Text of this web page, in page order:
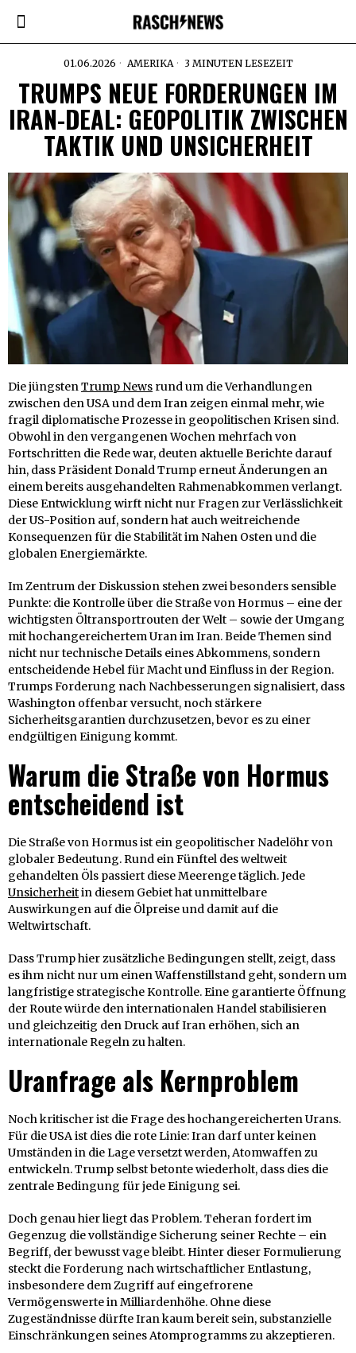
01.06.2026 AMERIKA 3 MINUTEN LESEZEIT
TRUMPS NEUE FORDERUNGEN IM
IRAN-DEAL: GEOPOLITIK ZWISCHEN
TAKTIK UND UNSICHERHEIT
Die jüngstenTrump News rund um die Verhandlungen
zwischen den USA und dem Iran zeigen einmal mehr, wie
fragil diplomatische Prozesse in geopolitischen Krisen sind.
Obwohl in den vergangenen Wochen mehrfach von
Fortschritten die Rede war, deuten aktuelle Berichte darauf
hin, dass Präsident Donald Trump erneut Änderungen an
einem bereits ausgehandelten Rahmenabkommen verlangt.
Diese Entwicklung wirft nicht nur Fragen zur Verlässlichkeit
der US-Position auf, sondern hat auch weitreichende
Konsequenzen für die Stabilität im Nahen Osten und die
globalen Energiemärkte.
Im Zentrum der Diskussion stehen zwei besonders sensible
Punkte: die Kontrolle über die Straße von Hormus – eine der
wichtigsten Öltransportrouten der Welt – sowie der Umgang
mit hochangereichertem Uran im Iran. Beide Themen sind
nicht nur technische Details eines Abkommens, sondern
entscheidende Hebel für Macht und Einfluss in der Region.
Trumps Forderung nach Nachbesserungen signalisiert, dass
Washington offenbar versucht, noch stärkere
Sicherheitsgarantien durchzusetzen, bevor es zu einer
endgültigen Einigung kommt.
Warum die Straße von Hormus
entscheidend ist
Die Straße von Hormus ist ein geopolitischer Nadelöhr von
globaler Bedeutung. Rund ein Fünftel des weltweit
gehandelten Öls passiert diese Meerenge täglich. Jede
Unsicherheitin diesem Gebiet hat unmittelbare
Auswirkungen auf die Ölpreise und damit auf die
Weltwirtschaft.
Dass Trump hier zusätzliche Bedingungen stellt, zeigt, dass
es ihm nicht nur um einen Waffenstillstand geht, sondern um
langfristige strategische Kontrolle. Eine garantierte Öffnung
der Route würde den internationalen Handel stabilisieren
und gleichzeitig den Druck auf Iran erhöhen, sich an
internationale Regeln zu halten.
Uranfrage als Kernproblem
Noch kritischer ist die Frage des hochangereicherten Urans.
Für die USA ist dies die rote Linie: Iran darf unter keinen
Umständen in die Lage versetzt werden, Atomwaffen zu
entwickeln. Trump selbst betonte wiederholt, dass dies die
zentrale Bedingung für jede Einigung sei.
Doch genau hier liegt das Problem. Teheran fordert im
Gegenzug die vollständige Sicherung seiner Rechte – ein
Begriff, der bewusst vage bleibt. Hinter dieser Formulierung
steckt die Forderung nach wirtschaftlicher Entlastung,
insbesondere dem Zugriff auf eingefrorene
Vermögenswerte in Milliardenhöhe. Ohne diese
Zugeständnisse dürfte Iran kaum bereit sein, substanzielle
Einschränkungen seines Atomprogramms zu akzeptieren.